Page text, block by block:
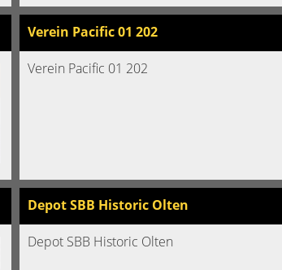
Verein Pacific 01 202
Verein Pacific 01 202
Depot SBB Historic Olten
Depot SBB Historic Olten